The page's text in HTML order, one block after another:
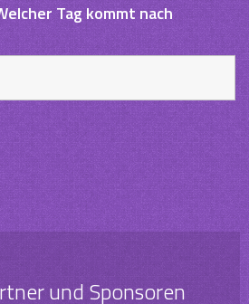
Tag kommt nach
und Sponsoren